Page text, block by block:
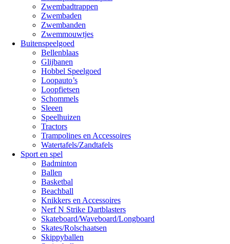
Zwembadtrappen
Zwembaden
Zwembanden
Zwemmouwtjes
Buitenspeelgoed
Bellenblaas
Glijbanen
Hobbel Speelgoed
Loopauto’s
Loopfietsen
Schommels
Sleeen
Speelhuizen
Tractors
Trampolines en Accessoires
Watertafels/Zandtafels
Sport en spel
Badminton
Ballen
Basketbal
Beachball
Knikkers en Accessoires
Nerf N Strike Dartblasters
Skateboard/Waveboard/Longboard
Skates/Rolschaatsen
Skippyballen